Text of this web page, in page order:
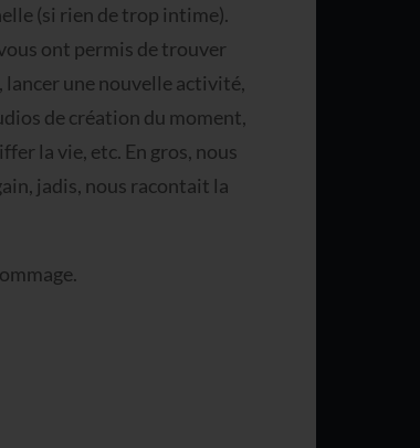
(si rien de trop intime).
ont permis de trouver
lancer une nouvelle activité,
de création du moment,
la vie, etc. En gros, nous
jadis, nous racontait la